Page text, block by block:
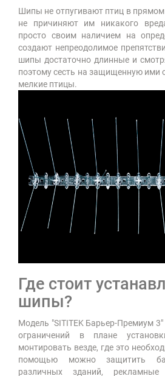
Шипы не отпугивают птиц в прямом
не причиняют им никакого
просто своим наличием на
создают непреодолимое
шипы достаточно длинные и
поэтому сесть на защищенную ими
мелкие птицы.
Где стоит
шипы?
Модель "SITITEK Барьер-Премиум
ограничений в плане
монтировать везде, где это
помощью можно защитить
различных зданий,